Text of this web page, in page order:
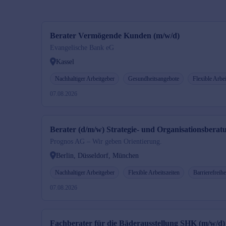
Berater Vermögende Kunden (m/w/d)
Evangelische Bank eG
Kassel
Nachhaltiger Arbeitgeber Gesundheitsangebote Flexible
07.08.2026
Berater (d/m/w) Strategie- und
Prognos AG – Wir geben Orientierung.
Berlin, Düsseldorf, München
Nachhaltiger Arbeitgeber Flexible Arbeitszeiten
07.08.2026
Fachberater für die Bäderausstellung SHK (m/w/d)